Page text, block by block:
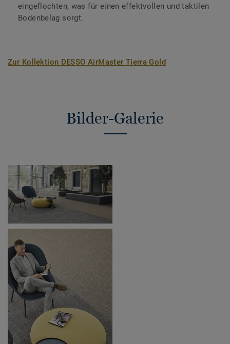
eingeflochten, was für einen effektvollen und taktilen
Bodenbelag sorgt.
Zur Kollektion DESSO AirMaster Tierra Gold
Bilder-Galerie